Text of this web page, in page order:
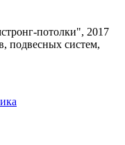
потолки", 2017
подвесных систем,